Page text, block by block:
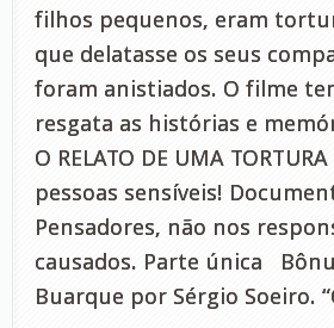
filhos pequenos, eram
que delatasse os seus
foram anistiados. O filme
resgata as histórias e
O RELATO DE UMA
pessoas sensíveis!
Pensadores, não nos
causados. Parte única
Buarque por Sérgio Soeiro.